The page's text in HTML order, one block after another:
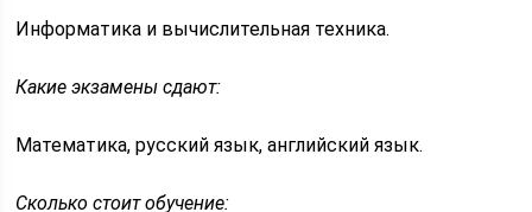
Информатика и вычислительная техника.
Какие экзамены сдают:
Математика, русский язык, английский язык.
Сколько стоит обучение: